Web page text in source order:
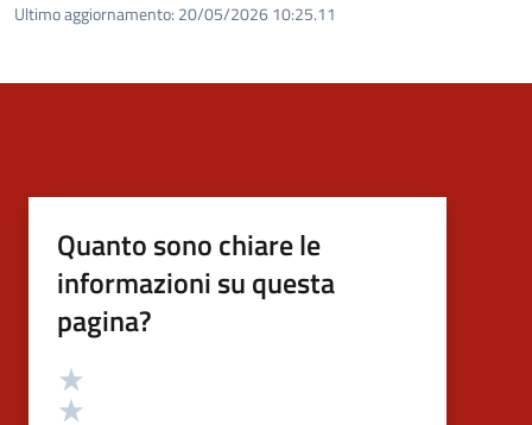
Ultimo aggiornamento: 20/05/2026 10:25.11
Quanto sono chiare le
informazioni su questa
pagina?
Valutazione